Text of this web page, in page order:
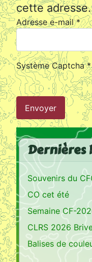
Dernières
Souvenirs du
CO cet été
Semaine CF-
CLRS 2026
Balises de
cette adresse.
Adresse e-mail*
Système Captcha*
Envoyer